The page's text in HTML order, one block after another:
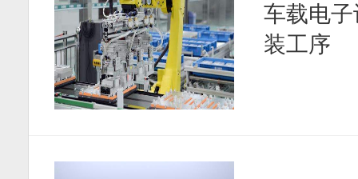
车载电
装工序